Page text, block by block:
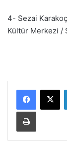
4- Sezai
Kültür Merkezi /
Yazdır